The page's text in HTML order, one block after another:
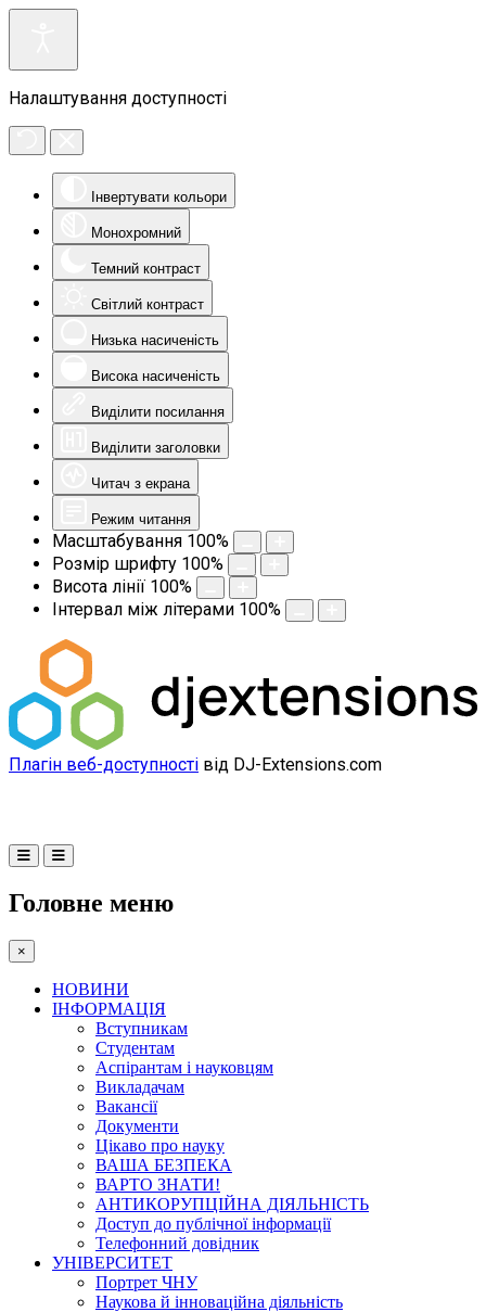
Налаштування доступності
Інвертувати кольори
Монохромний
Темний контраст
Світлий контраст
Низька насиченість
Висока насиченість
Виділити посилання
Виділити заголовки
Читач з екрана
Режим читання
Масштабування 100%
Розмір шрифту 100%
Висота лінії 100%
Інтервал між літерами 100%
Плагін веб-доступності від DJ-Extensions.com
Головне меню
×
НОВИНИ
ІНФОРМАЦІЯ
Вступникам
Студентам
Аспірантам і науковцям
Викладачам
Вакансії
Документи
Цікаво про науку
ВАША БЕЗПЕКА
ВАРТО ЗНАТИ!
АНТИКОРУПЦІЙНА ДІЯЛЬНІСТЬ
Доступ до публічної інформації
Телефонний довідник
УНІВЕРСИТЕТ
Портрет ЧНУ
Наукова й інноваційна діяльність